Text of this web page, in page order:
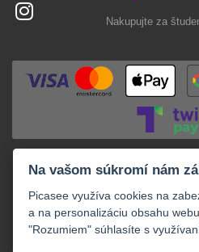
Nakupujte za
Na vašom súkromí nám
Picasee využíva cookies na
a na personalizáciu obsahu
"Rozumiem" súhlasíte s